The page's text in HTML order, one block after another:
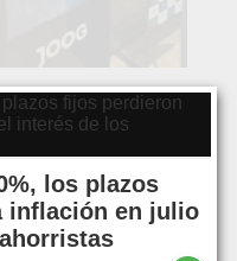
los plazos
inflación en julio